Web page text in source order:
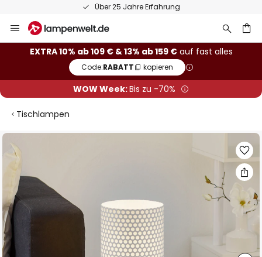
Über 25 Jahre Erfahrung
Inhalt
springen
EXTRA 10% ab 109 € & 13% ab 159 €auf fast alles
Code:RABATT kopieren
WOW Week:Bis zu -70%
Tischlampen
Zum
Ende
der
Bildgalerie
springen